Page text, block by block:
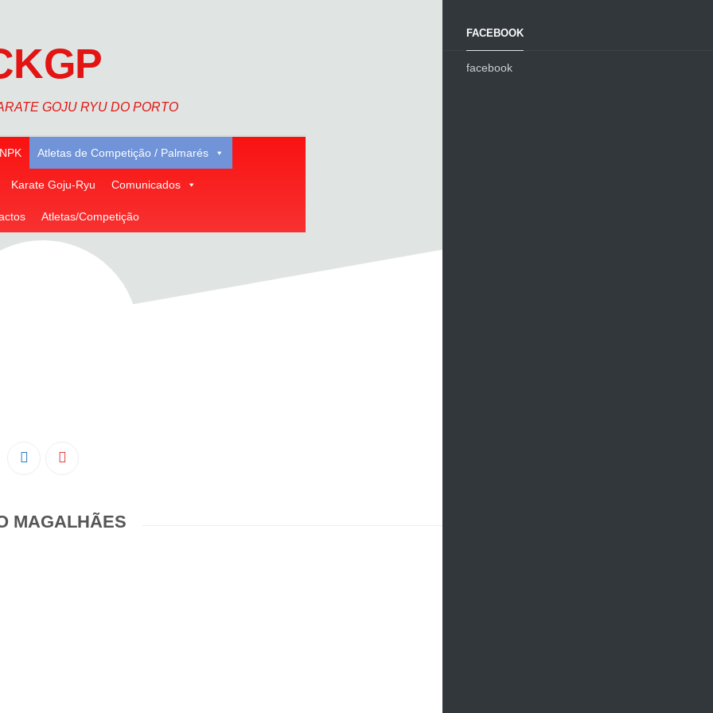
GOJU RYU DO PORTO
NPK Atletas de Competição / Palmarés
Karate Goju-Ryu Comunicados
Atletas/Competição
MAGALHÃES
FACEBOOK
facebook